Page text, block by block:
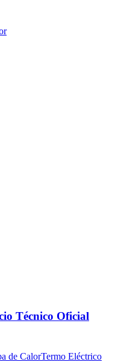
Técnico Oficial
de CalorTermo Eléctrico